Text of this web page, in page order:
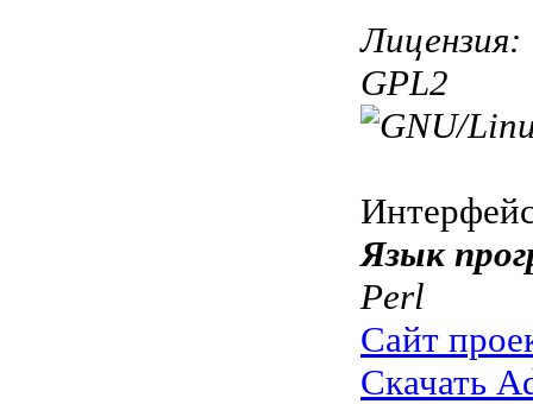
Лицензия:
GPL2
Язык
Perl
Сайт
Скачать